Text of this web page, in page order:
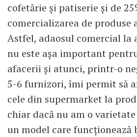
cofetărie și patiserie și de
comercializarea de produse
Astfel, adaosul comercial la
nu este așa important
afacerii și atunci, printr-o
5-6 furnizori, îmi permit să
cele din supermarket la
chiar dacă nu am o varietate
un model care funcționează